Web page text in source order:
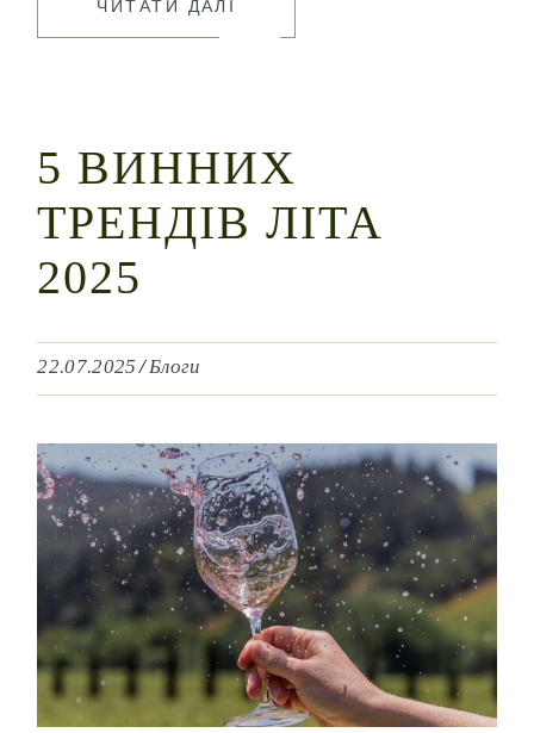
ЧИТАТИ ДАЛІ
5 ВИННИХ
ТРЕНДІВ ЛІТА
2025
22.07.2025 Блоги